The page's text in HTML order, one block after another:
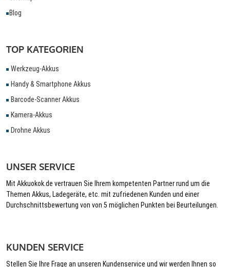
Blog
TOP KATEGORIEN
Werkzeug-Akkus
Handy & Smartphone Akkus
Barcode-Scanner Akkus
Kamera-Akkus
Drohne Akkus
UNSER SERVICE
Mit Akkuokok.de vertrauen Sie Ihrem kompetenten Partner rund um die
Themen Akkus, Ladegeräte, etc. mit zufriedenen Kunden und einer
Durchschnittsbewertung von von 5 möglichen Punkten bei Beurteilungen.
KUNDEN SERVICE
Stellen Sie Ihre Frage an unseren Kundenservice und wir werden Ihnen so